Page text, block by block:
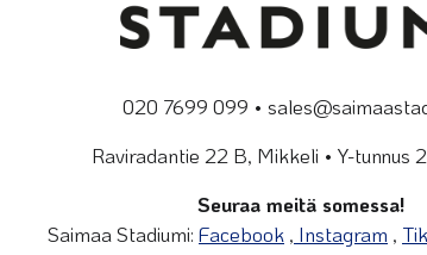
020 7699 099 •
Raviradantie 22 B, Mikkeli • Y-tunnus
Seuraa meitä somessa!
Saimaa Stadiumi: Facebook , Instagram ,